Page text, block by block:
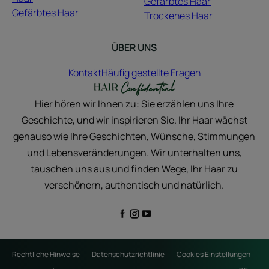
Gefärbtes Haar
Trockenes Haar
ÜBER UNS
KontaktHäufig gestellte Fragen
Hier hören wir Ihnen zu: Sie erzählen uns Ihre
Geschichte, und wir inspirieren Sie. Ihr Haar wächst
genauso wie Ihre Geschichten, Wünsche, Stimmungen
und Lebensveränderungen. Wir unterhalten uns,
tauschen uns aus und finden Wege, Ihr Haar zu
verschönern, authentisch und natürlich.
Rechtliche Hinweise Datenschutzrichtlinie
Cookies Einstellungen